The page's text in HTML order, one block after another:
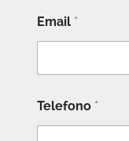
Email *
Telefono *